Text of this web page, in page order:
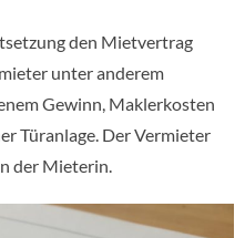
den Mietvertrag
unter anderem
Gewinn, Maklerkosten
Türanlage. Der Vermieter
der Mieterin.